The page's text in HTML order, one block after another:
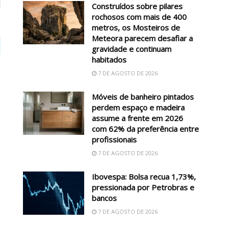
Construídos sobre pilares
rochosos com mais de 400
metros, os Mosteiros de
Meteora parecem desafiar a
gravidade e continuam
habitados
7 DE AGOSTO DE 2026
Móveis de banheiro pintados
perdem espaço e madeira
assume a frente em 2026
com 62% da preferência entre
profissionais
7 DE AGOSTO DE 2026
Ibovespa: Bolsa recua 1,73%,
pressionada por Petrobras e
bancos
7 DE AGOSTO DE 2026